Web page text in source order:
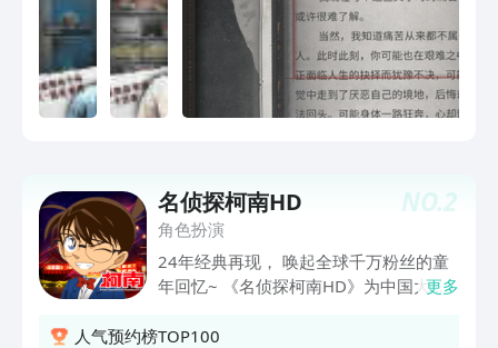
NO.2
名侦探柯南HD
角色扮演
24年经典再现， 唤起全球千万粉丝的童
年回忆~ 《名侦探柯南HD》为中国大陆
动画经典剧情，在扑朔迷离的案件中，柯
更多
人气预约榜TOP100